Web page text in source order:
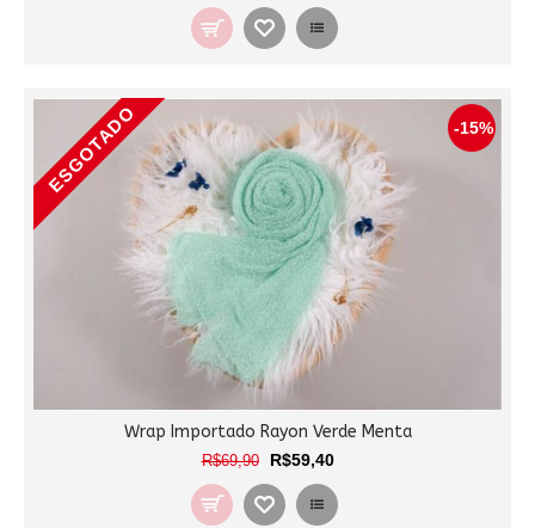
-15%
ESGOTADO
Wrap Importado Rayon Verde Menta
R$69,90 R$59,40